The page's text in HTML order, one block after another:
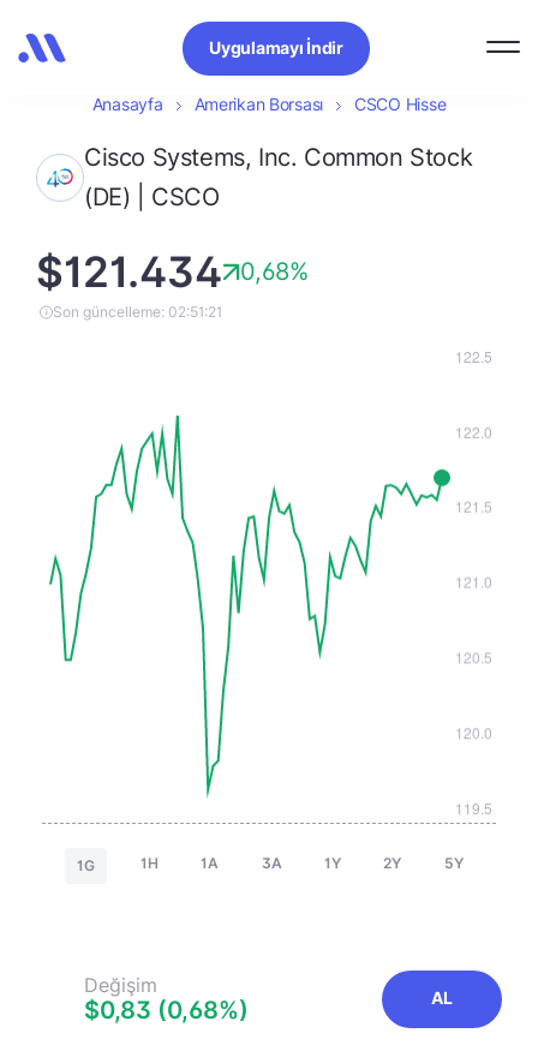
Uygulamayı İndir
Anasayfa Amerikan Borsası CSCO Hisse
Cisco Systems, Inc. Common Stock
(DE) | CSCO
$121.434 0,68%
Son güncelleme: 02:51:21
1G 1H 1A 3A 1Y 2Y 5Y
Değişim
$0,83 (0,68%) AL